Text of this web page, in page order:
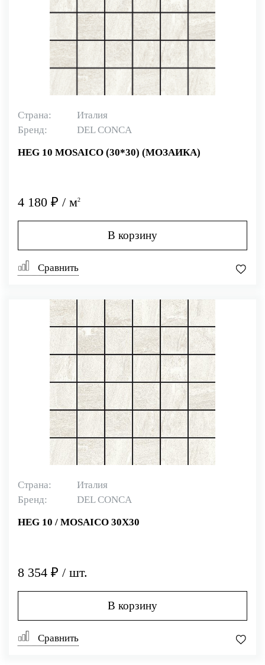
Страна:
Италия
Бренд:
DEL CONCA
HEG 10 MOSAICO (30*30) (МОЗАИКА)
4 180 ₽ / м2
В корзину
Сравнить
Страна:
Италия
Бренд:
DEL CONCA
HEG 10 / MOSAICO 30X30
8 354 ₽ / шт.
В корзину
Сравнить